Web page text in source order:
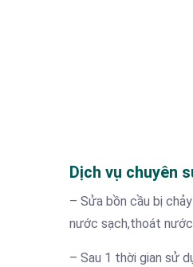
Dịch vụ chuyên
– Sửa bồn cầu bị
nước sạch,thoát
– Sau 1 thời gian sử